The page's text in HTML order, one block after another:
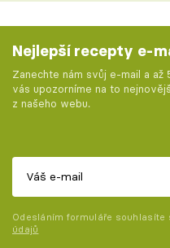
Nejlepší recepty e-
Zanechte nám svůj e-mail a až
vás upozorníme na to
z našeho webu.
Odesláním formuláře souhlasíte
údajů